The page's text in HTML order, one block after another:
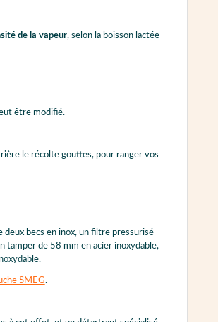
de la vapeur, selon la boisson lactée
être modifié.
le récolte gouttes, pour ranger vos
becs en inox, un filtre pressurisé
tamper de 58 mm en acier inoxydable,
SMEG.